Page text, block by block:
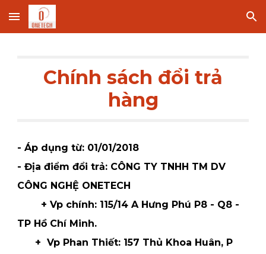
Skip to main content Skip to navigation
Chính sách đổi trả
hàng
- Áp dụng từ: 01/01/2018
- Địa điểm đổi trả: CÔNG TY TNHH TM DV
CÔNG NGHỆ ONETECH
+ Vp chính: 115/14 A Hưng Phú P8 - Q8 -
TP Hồ Chí Minh.
+ Vp Phan Thiết: 157 Thủ Khoa Huân, P